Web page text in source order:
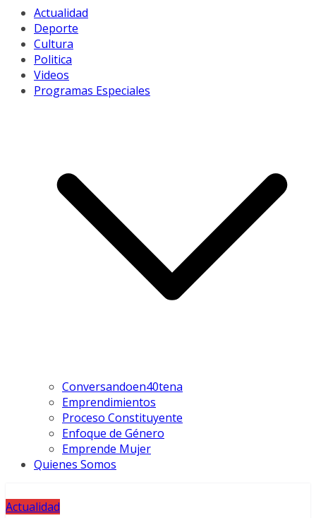
Actualidad
Deporte
Cultura
Politica
Videos
Programas Especiales
Conversandoen40tena
Emprendimientos
Proceso Constituyente
Enfoque de Género
Emprende Mujer
Quienes Somos
Actualidad